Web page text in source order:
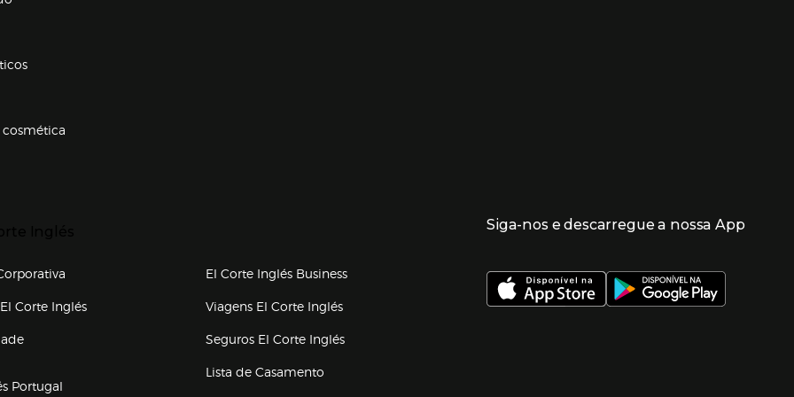
Corte Inglés(abre en nueva ventana)
Portugal
El Corte Inglés Business
Viagens El Corte Inglés(abre en nueva ventana)
Seguros El Corte Inglés(abre en nueva ventana)
Lista de Casamento
Siga-nos e descarregue a nossa App